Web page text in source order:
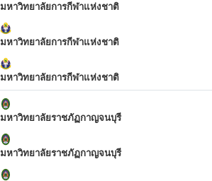
มหาวิทยาลัยการกีฬาแห่งชาติ
มหาวิทยาลัยการกีฬาแห่งชาติ
มหาวิทยาลัยการกีฬาแห่งชาติ
มหาวิทยาลัยราชภัฏกาญจนบุรี
มหาวิทยาลัยราชภัฏกาญจนบุรี